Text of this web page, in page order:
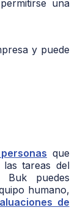
una
y puede
que
tareas del
Buk puedes
humano,
de